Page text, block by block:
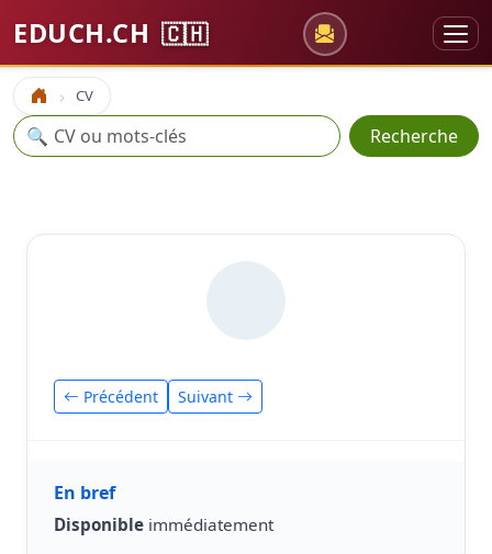
EDUCH.CH 🇨🇭
Accueil CV
Recherche
🔍 Recherche
Précédent Suivant
En bref
Disponible immédiatement